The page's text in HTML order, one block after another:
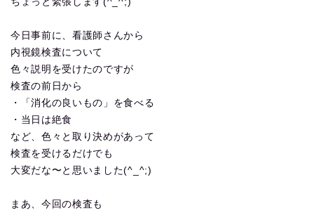
今日事前に、看護師さんから
内視鏡検査について
色々説明を受けたのですが
検査の前日から
・「消化の良いもの」を食べる
・当日は絶食
など、色々と取り決めがあって
検査を受けるだけでも
大変だな〜と思いました(^_^;)
まあ、今回の検査も